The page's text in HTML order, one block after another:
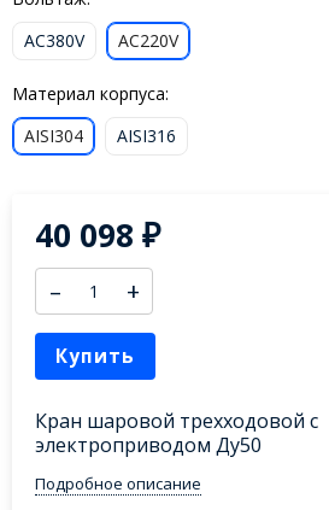
AC380V
AC220V
Материал корпуса:
AISI304
AISI316
40 098₽
– +
Купить
Кран шаровой трехходовой с
электроприводом Ду50
Подробное описание